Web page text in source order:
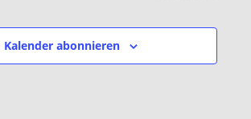
Kalender abonnieren